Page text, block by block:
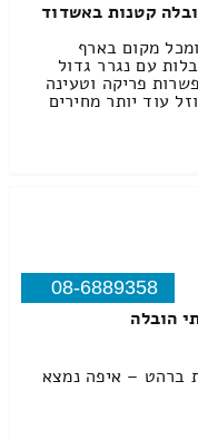
קטנות באשדוד
מקום בארף
עם נגרר גדול
פריקה וטעינה
עוד יותר מחירים
08-6889358
הובלה
ברהט – איפה נמצא